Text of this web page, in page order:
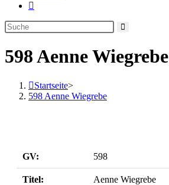
Website-
umschalten
598 Aenne Wiegrebe
Startseite>
598 Aenne Wiegrebe
GV: 598
Titel: Aenne Wiegrebe